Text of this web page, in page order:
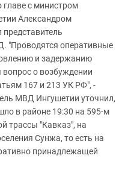
главе с министром
Александром
"Проводятся оперативные
и задержанию
о возбуждении
167 и 213 УК РФ", -
МВД Ингушетии уточнил,
в районе 19:30 на 595-м
трассы "Кавказ", на
Сунжа, то есть на
принадлежащей